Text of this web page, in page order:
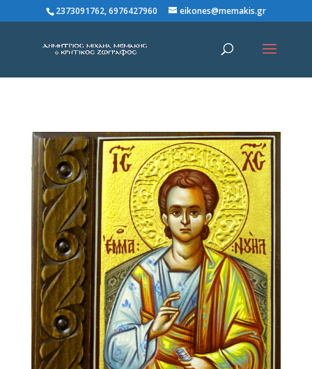
2373091762, 6976427960 eikones@memakis.gr